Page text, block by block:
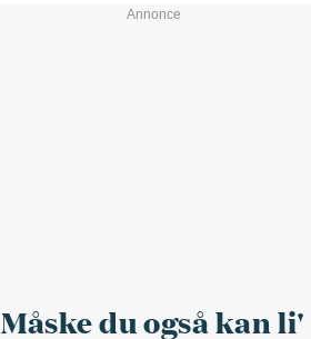
Måske du også kan li'